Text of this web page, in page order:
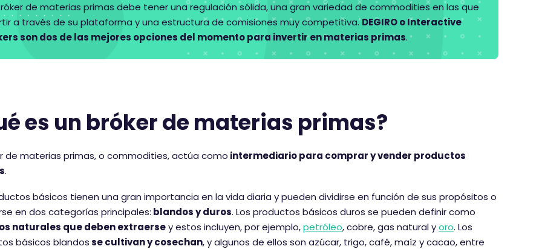
de materias primas debe tener una regulación sólida, una gran variedad de commodities en las que
a través de su plataforma y una estructura de comisiones muy competitiva.DEGIRO o Interactive
son dos de las mejores opciones del momento para invertir en materias primas.
es un bróker de materias primas?
de materias primas, o commodities, actúa como intermediario para comprar y vender productos
.
básicos tienen una gran importancia en la vida diaria y pueden dividirse en función de sus propósitos o
en dos categorías principales: blandos y duros. Los productos básicos duros se pueden definir como
naturales que deben extraersey estos incluyen, por ejemplo,petróleo, cobre, gas natural yoro. Los
básicos blandosse cultivan y cosechan, y algunos de ellos son azúcar, trigo, café, maíz y cacao, entre